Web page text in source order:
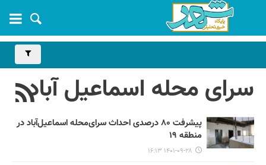
سرای محله اسماعیل آباد
پیشرفت ۸۰ درصدی احداث سرای‌محله اسماعیل‌آباد در
منطقه ۱۹
۱۴۰۱-۰۹-۲۸ ۱۶:۱۳